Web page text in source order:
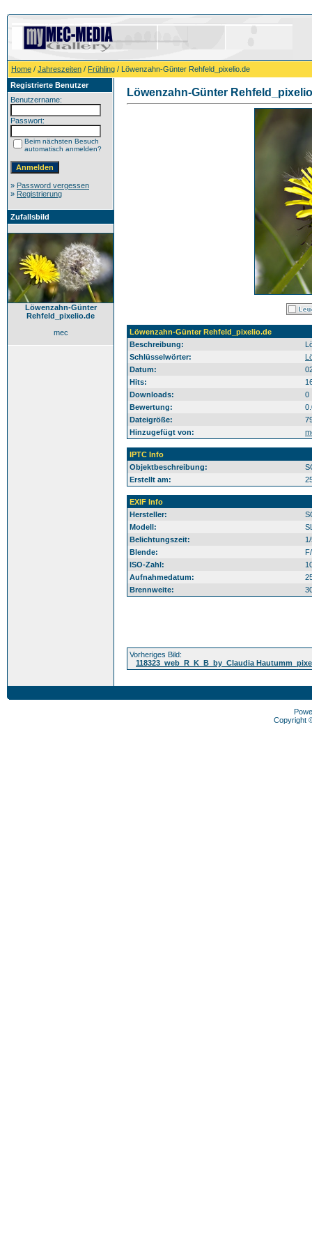
Home / Jahreszeiten / Frühling / Löwenzahn-Günter Rehfeld_pixelio.de
Registrierte Benutzer
Benutzername:
Passwort:
Beim nächsten Besuch
automatisch anmelden?
» Password vergessen
» Registrierung
Zufallsbild
Löwenzahn-Günter
Rehfeld_pixelio.de
mec
Löwenzahn-Günter
Löwenzahn-Günter Rehfeld_pixelio.de
Beschreibung:
Schlüsselwörter:
Datum:
Hits:
Downloads:
0
Bewertung:
Dateigröße:
Hinzugefügt von:
IPTC Info
Objektbeschreibung:
Erstellt am:
EXIF Info
Hersteller:
Modell:
Belichtungszeit:
Blende:
ISO-Zahl:
Aufnahmedatum:
Brennweite:
Vorheriges Bild:
118323_web_R_K_B_by_Claudia
Copyright